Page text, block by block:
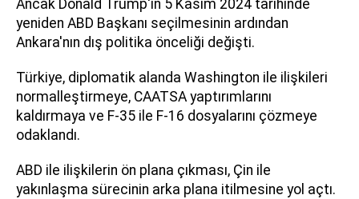
Ancak Donald Trump'ın 5 Kasım 2024 tarihinde
yeniden ABD Başkanı seçilmesinin ardından
Ankara'nın dış politika önceliği değişti.
Türkiye, diplomatik alanda Washington ile ilişkileri
normalleştirmeye, CAATSA yaptırımlarını
kaldırmaya ve F-35 ile F-16 dosyalarını çözmeye
odaklandı.
ABD ile ilişkilerin ön plana çıkması, Çin ile
yakınlaşma sürecinin arka plana itilmesine yol açtı.